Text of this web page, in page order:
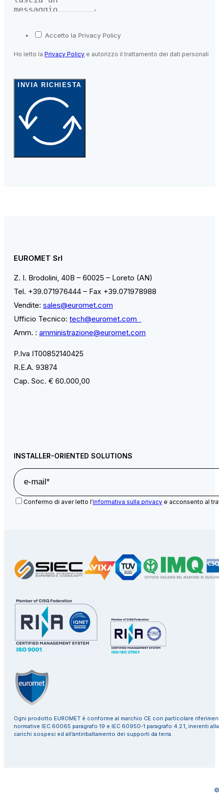
Accetto la Privacy Policy
Ho letto la Privacy Policy e autorizzo il trattamento dei dati personali
INVIA RICHIESTA
EUROMET Srl
Z. I. Brodolini, 40B – 60025 – Loreto (AN)
Tel. +39.071976444 – Fax +39.071978988
Vendite: sales@euromet.com
Ufficio Tecnico: tech@euromet.com
Amm. : amministrazione@euromet.com
P.Iva IT00852140425
R.E.A. 93874
Cap. Soc. € 60.000,00
INSTALLER-ORIENTED SOLUTIONS
Confermo di aver letto l'informativa sulla privacy e acconsento al
Ogni prodotto EUROMET è conforme al marchio CE con particolare
normative IEC 60065 paragrafo 19 e IEC 60950-1 paragrafo 4.2.1, inerenti
carichi sospesi ed all’antiribaltamento dei supporti da terra.
©